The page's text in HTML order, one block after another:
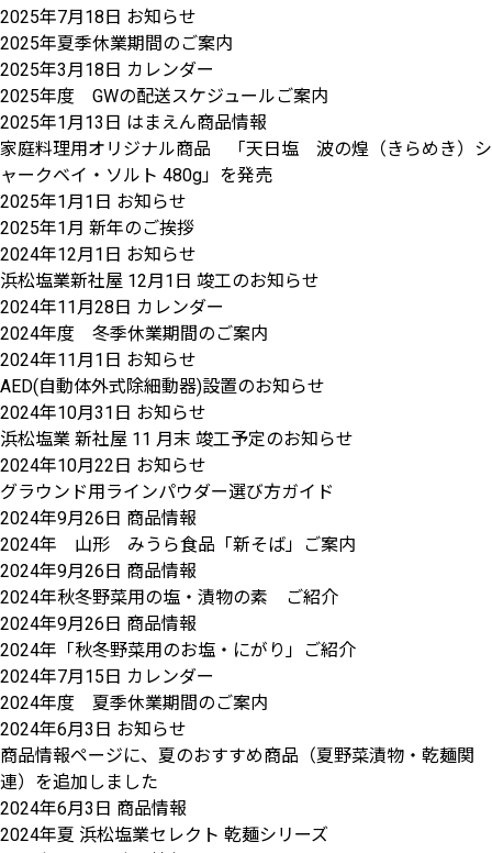
2025年7月18日 お知らせ
2025年夏季休業期間のご案内
2025年3月18日 カレンダー
2025年度 GWの配送スケジュールご案内
2025年1月13日 はまえん商品情報
家庭料理用オリジナル商品 「天日塩 波の煌（きらめき）シ
ャークベイ・ソルト 480g」を発売
2025年1月1日 お知らせ
2025年1月 新年のご挨拶
2024年12月1日 お知らせ
浜松塩業新社屋 12月1日 竣工のお知らせ
2024年11月28日 カレンダー
2024年度 冬季休業期間のご案内
2024年11月1日 お知らせ
AED(自動体外式除細動器)設置のお知らせ
2024年10月31日 お知らせ
浜松塩業 新社屋 11 月末 竣工予定のお知らせ
2024年10月22日 お知らせ
グラウンド用ラインパウダー選び方ガイド
2024年9月26日 商品情報
2024年 山形 みうら食品「新そば」ご案内
2024年9月26日 商品情報
2024年秋冬野菜用の塩・漬物の素 ご紹介
2024年9月26日 商品情報
2024年「秋冬野菜用のお塩・にがり」ご紹介
2024年7月15日 カレンダー
2024年度 夏季休業期間のご案内
2024年6月3日 お知らせ
商品情報ページに、夏のおすすめ商品（夏野菜漬物・乾麺関
連）を追加しました
2024年6月3日 商品情報
2024年夏 浜松塩業セレクト 乾麺シリーズ